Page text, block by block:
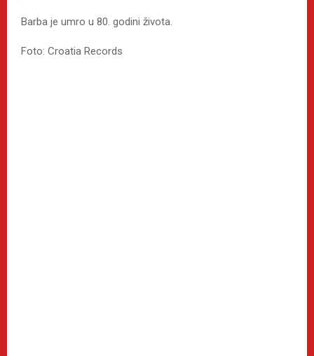
Barba je umro u 80. godini života.
Foto: Croatia Records